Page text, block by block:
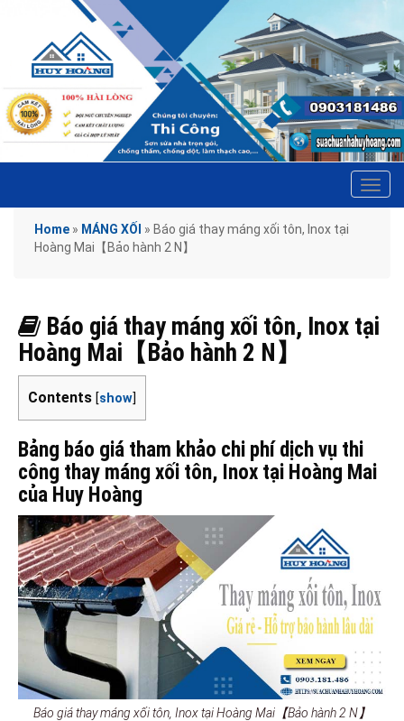
Home » MÁNG XỐI » Báo giá thay máng xối tôn, Inox tại
Hoàng Mai【Bảo hành 2 N】
Báo giá thay máng xối tôn, Inox tại
Hoàng Mai【Bảo hành 2 N】
Contents [show]
Bảng báo giá tham khảo chi phí dịch vụ thi
công thay máng xối tôn, Inox tại Hoàng Mai
của Huy Hoàng
Báo giá thay máng xối tôn, Inox tại Hoàng Mai【Bảo hành 2 N】